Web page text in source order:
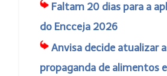
Faltam 20 dias para a
do Encceja 2026
Anvisa decide atualizar
propaganda de alimentos